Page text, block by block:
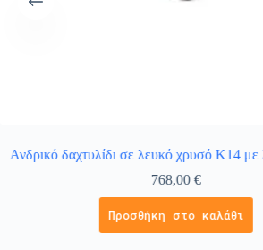
Ανδρικό δαχτυλίδι σε λευκό χρυσό Κ14 με
768,00€
Προσθήκη στο καλάθι